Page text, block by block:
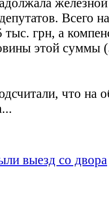
Всего
тыс. грн, а
этой суммы
что
выезд со двора